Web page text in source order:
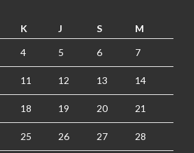
K J S M
4 5 6 7
11 12 13 14
18 19 20 21
25 26 27 28